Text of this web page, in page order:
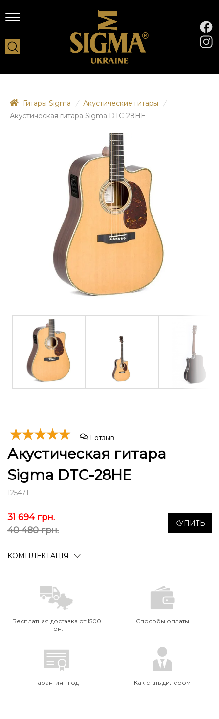
Гитары Sigma / Акустические гитары
/
Акустическая гитара Sigma DTC-28HE
1 отзыв
Акустическая гитара
Sigma DTC-28HE
125471
31 694 грн.
40 480 грн.
КУПИТЬ
КОМПЛЕКТАЦІЯ
Бесплатная доставка от 1500
грн.
Способы оплаты
Гарантия 1 год Как стать дилером